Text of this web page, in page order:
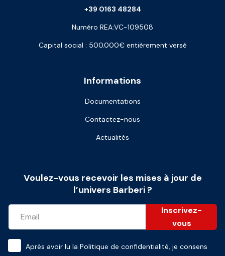
Informations
Documentations
Contactez-nous
Actualités
+39 0163 48284
Numéro REA:VC-109508
Capital social : 500.000€ entièrement versé
Voulez-vous recevoir les mises à jour de
l’univers Barberi ?
Inscrivez-
vous
Après avoir lu la Politique de confidentialité, je consens